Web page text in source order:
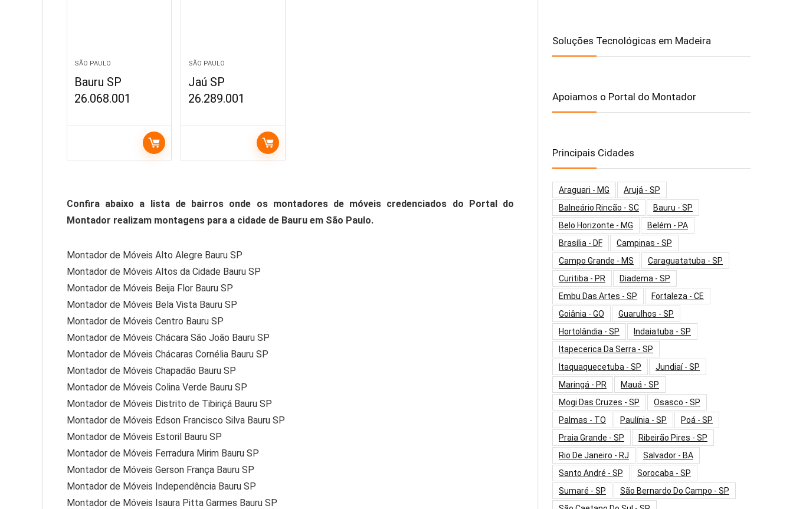
SÃO PAULO
Bauru SP
26.068.001
SÃO PAULO
Jaú SP
26.289.001
Confira abaixo a lista de bairros onde os montadores de móveis credenciados do Portal do
Montador realizam montagens para a cidade de Bauru em São Paulo.
Montador de Móveis Alto Alegre Bauru SP
Montador de Móveis Altos da Cidade Bauru SP
Montador de Móveis Beija Flor Bauru SP
Montador de Móveis Bela Vista Bauru SP
Montador de Móveis Centro Bauru SP
Montador de Móveis Chácara São João Bauru SP
Montador de Móveis Chácaras Cornélia Bauru SP
Montador de Móveis Chapadão Bauru SP
Montador de Móveis Colina Verde Bauru SP
Montador de Móveis Distrito de Tibiriçá Bauru SP
Montador de Móveis Edson Francisco Silva Bauru SP
Montador de Móveis Estoril Bauru SP
Montador de Móveis Ferradura Mirim Bauru SP
Montador de Móveis Gerson França Bauru SP
Montador de Móveis Independência Bauru SP
Montador de Móveis Isaura Pitta Garmes Bauru SP
Soluções Tecnológicas em Madeira
Apoiamos o Portal do Montador
Principais Cidades
Araguari - MG
Arujá - SP
Balneário Rincão - SC
Bauru - SP
Belo Horizonte - MG
Belém - PA
Brasília - DF
Campinas - SP
Campo Grande - MS
Caraguatatuba - SP
Curitiba - PR
Diadema - SP
Embu Das Artes - SP
Fortaleza - CE
Goiânia - GO
Guarulhos - SP
Hortolândia - SP
Indaiatuba - SP
Itapecerica Da Serra - SP
Itaquaquecetuba - SP
Jundiaí - SP
Maringá - PR
Mauá - SP
Mogi Das Cruzes - SP
Osasco - SP
Palmas - TO
Paulínia - SP
Poá - SP
Praia Grande - SP
Ribeirão Pires - SP
Rio De Janeiro - RJ
Salvador - BA
Santo André - SP
Sorocaba - SP
Sumaré - SP
São Bernardo Do Campo - SP